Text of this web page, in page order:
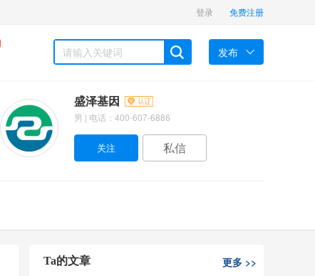
登录 免费注册
发布
盛泽基因
男 | 电话：400-607-6886
私信
Ta的文章 更多>>